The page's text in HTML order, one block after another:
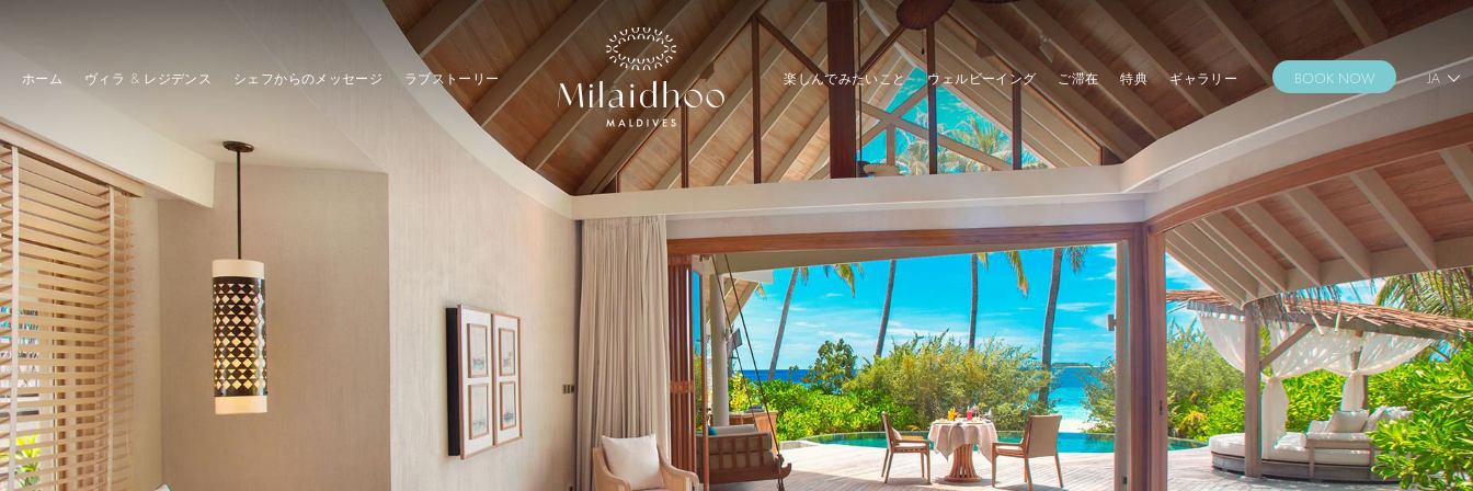
ホーム ヴィラ & レジデンス シェフからのメッセージ ラブストーリー 楽しんでみたいこと ウェルビーイング ご滞在 特典 ギャラリー JA
BOOK NOW